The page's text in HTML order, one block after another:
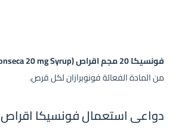
فونسيكا 20 مجم اقراص (Vonseca 20 mg Syrup):
من المادة الفعالة فونوبرازان لكل قرص.
دواعى استعمال فونسيكا اقراص